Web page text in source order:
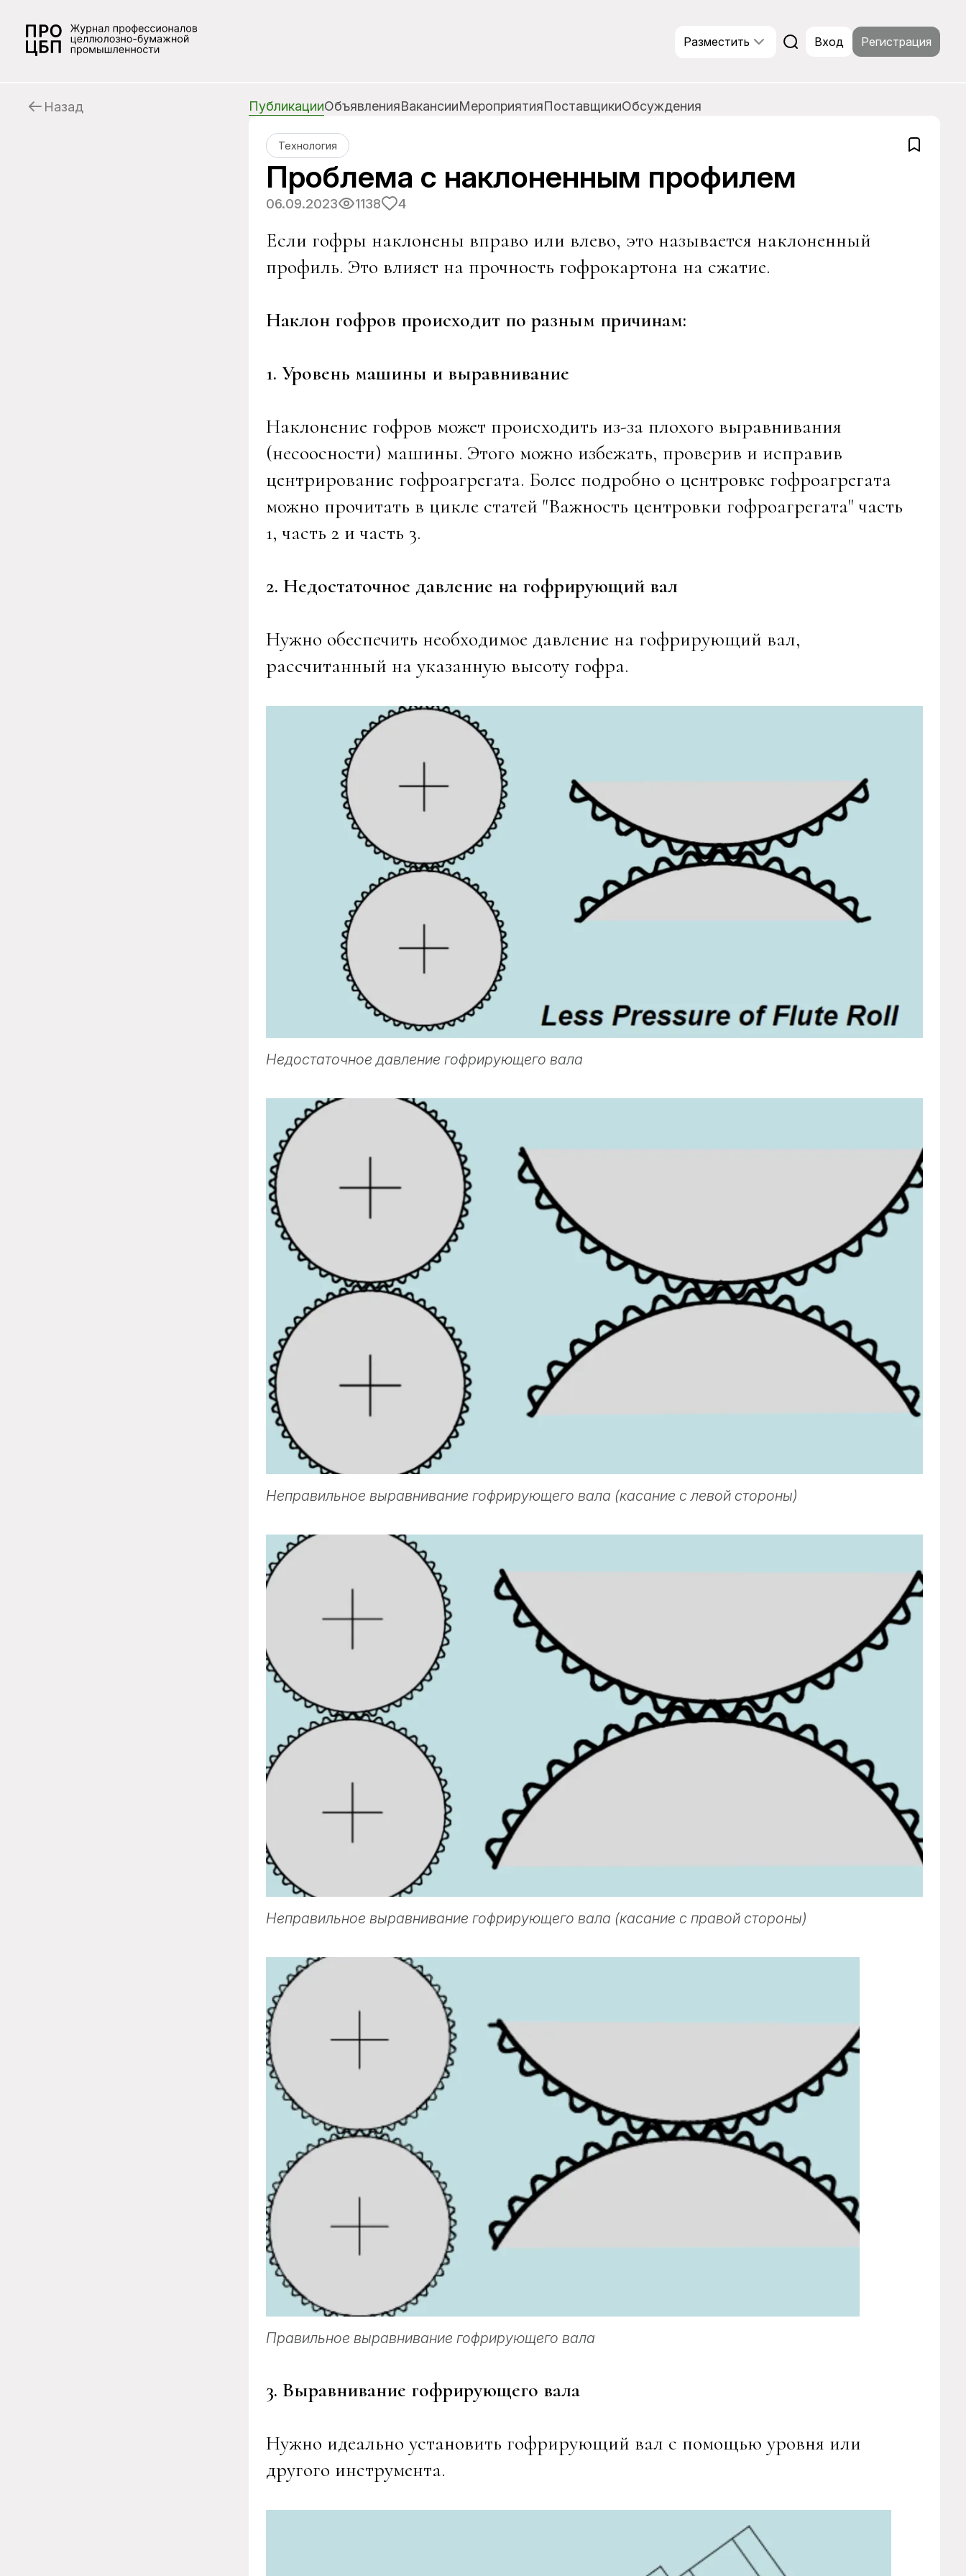
Разместить Вход Регистрация
Назад ПубликацииОбъявленияВакансииМероприятияПоставщикиОбсуждения
Технология
Проблема с наклоненным профилем
06.09.2023 1138 4
Если гофры наклонены вправо или влево, это называется наклоненный
профиль. Это влияет на прочность гофрокартона на сжатие.
Наклон гофров происходит по разным причинам:
1. Уровень машины и выравнивание
Наклонение гофров может происходить из-за плохого выравнивания
(несоосности) машины. Этого можно избежать, проверив и исправив
центрирование гофроагрегата. Более подробно о центровке гофроагрегата
можно прочитать в цикле статей "Важность центровки гофроагрегата" часть
1, часть 2 и часть 3.
2. Недостаточное давление на гофрирующий вал
Нужно обеспечить необходимое давление на гофрирующий вал,
рассчитанный на указанную высоту гофра.
Недостаточное давление гофрирующего вала
Неправильное выравнивание гофрирующего вала (касание с левой стороны)
Неправильное выравнивание гофрирующего вала (касание с правой стороны)
Правильное выравнивание гофрирующего вала
3. Выравнивание гофрирующего вала
Нужно идеально установить гофрирующий вал с помощью уровня или
другого инструмента.